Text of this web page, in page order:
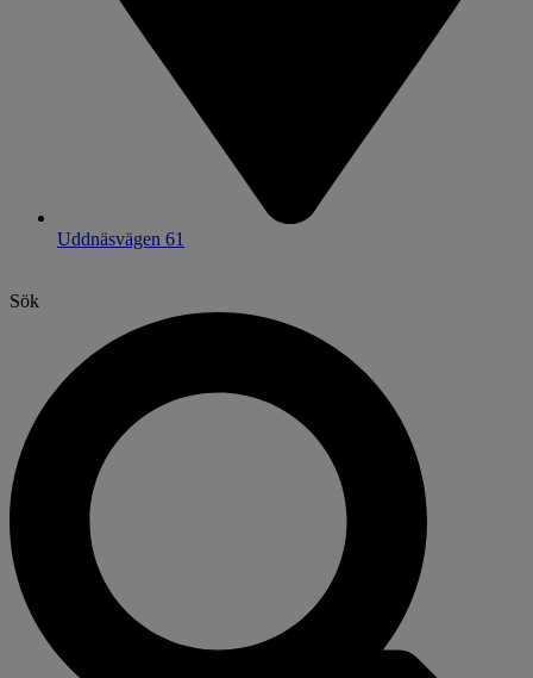
Uddnäsvägen 61
Sök